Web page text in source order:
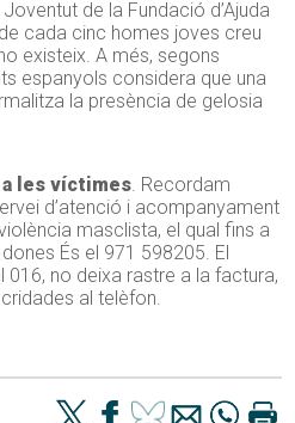
de la Fundació d’Ajuda
cada cinc homes joves creu
existeix. A més, segons
espanyols considera que una
la presència de gelosia
les víctimes. Recordam
d’atenció i acompanyament
masclista, el qual fins a
És el 971 598205. El
016, no deixa rastre a la factura,
al telèfon.